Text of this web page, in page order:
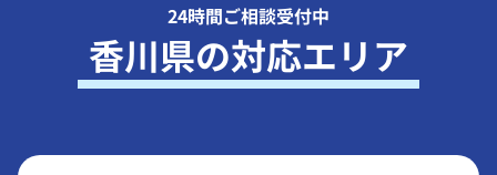
24時間ご相談受付中
香川県の対応エリア